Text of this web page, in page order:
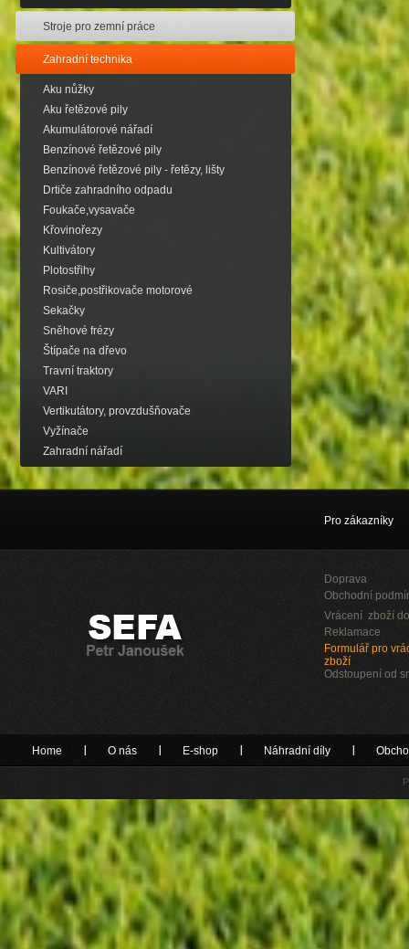
Stroje pro zemní práce
Zahradní technika
Aku nůžky
Aku řetězové pily
Akumulátorové nářadí
Benzínové řetězové pily
Benzínové řetězové pily - řetězy, lišty
Drtiče zahradního odpadu
Foukače,vysavače
Křovinořezy
Kultivátory
Plotostřihy
Rosiče,postřikovače motorové
Sekačky
Sněhové frézy
Štípače na dřevo
Travní traktory
VARI
Vertikutátory, provzdušňovače
Vyžínače
Zahradní nářadí
Pro zákazníky
Doprava
Obchodní
Vrácení zboží
Reklamace
Formulář pro
zboží
Odstoupení od
Home O nás E-shop Náhradní díly